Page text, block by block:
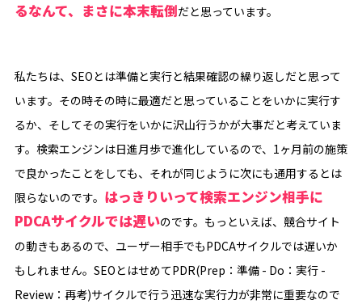
るなんて、まさに本末転倒だと思っています。
私たちは、SEOとは準備と実行と結果確認の繰り返しだと思って
います。その時その時に最適だと思っていることをいかに実行す
るか、そしてその実行をいかに沢山行うかが大事だと考えていま
す。検索エンジンは日進月歩で進化しているので、1ヶ月前の施策
で良かったことをしても、それが同じように次にも通用するとは
限らないのです。 はっきりいって検索エンジン相手に
PDCAサイクルでは遅いのです。もっといえば、競合サイト
の動きもあるので、ユーザー相手でもPDCAサイクルでは遅いか
もしれません。SEOとはせめてPDR(Prep：準備 - Do：実行 -
Review：再考)サイクルで行う迅速な実行力が非常に重要なので